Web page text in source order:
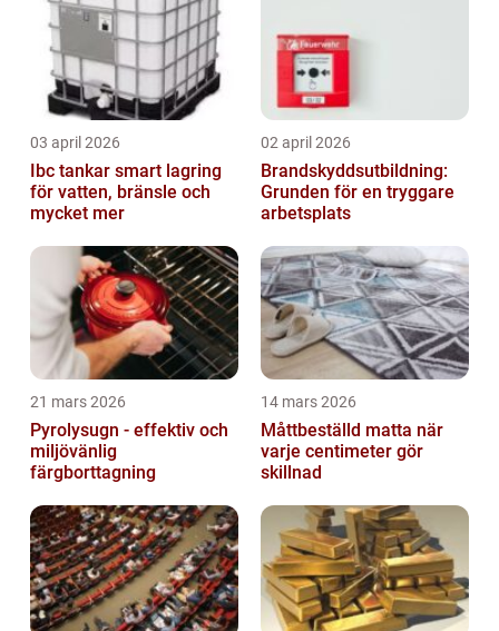
03 april 2026
Ibc tankar smart lagring
för vatten, bränsle och
mycket mer
02 april 2026
Brandskyddsutbildning:
Grunden för en tryggare
arbetsplats
21 mars 2026
Pyrolysugn - effektiv och
miljövänlig
färgborttagning
14 mars 2026
Måttbeställd matta när
varje centimeter gör
skillnad